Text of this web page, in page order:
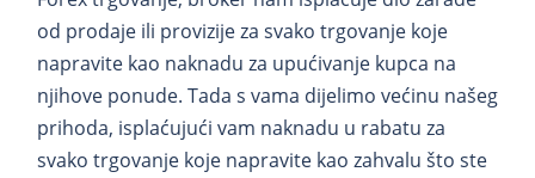
od prodaje ili provizije za svako trgovanje koje
napravite kao naknadu za upućivanje kupca na
njihove ponude. Tada s vama dijelimo većinu našeg
prihoda, isplaćujući vam naknadu u rabatu za
svako trgovanje koje napravite kao zahvalu što ste